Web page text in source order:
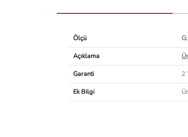
Ölçü
Açıklama
Garanti
2
Ek Bilgi